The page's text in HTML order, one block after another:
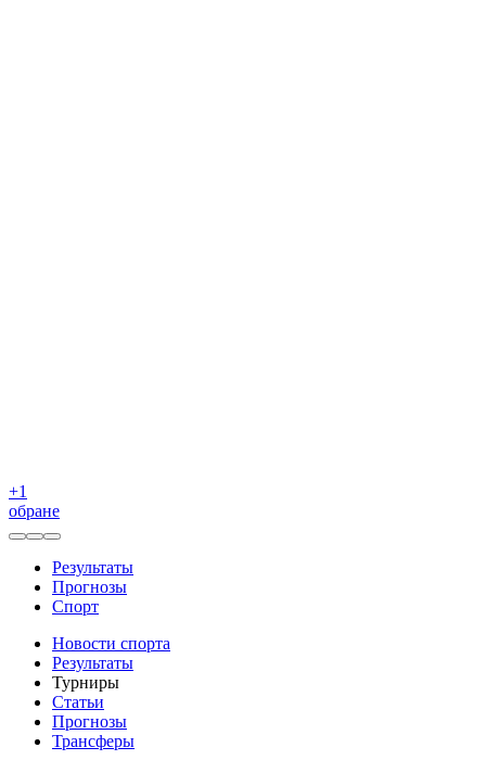
+1
обране
Результаты
Прогнозы
Спорт
Новости спорта
Результаты
Турниры
Статьи
Прогнозы
Трансферы